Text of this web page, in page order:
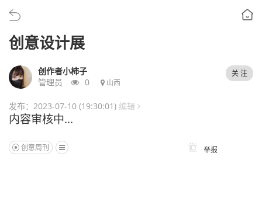
创意设计展
创作者小柿子
管理员
0 山西
关 注
发布：2023-07-10 (19:30:01) 编辑
内容审核中...
创意周刊 举报